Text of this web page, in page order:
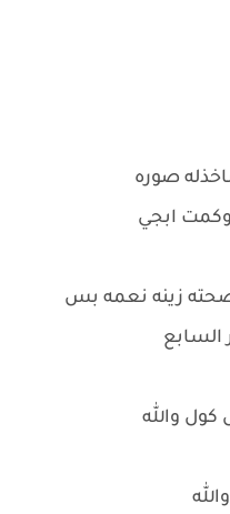
صوره
ابجي
زينه نعمه بس
والله